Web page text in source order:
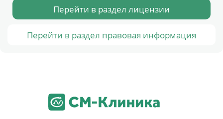
Перейти в раздел лицензии
Перейти в раздел правовая информация